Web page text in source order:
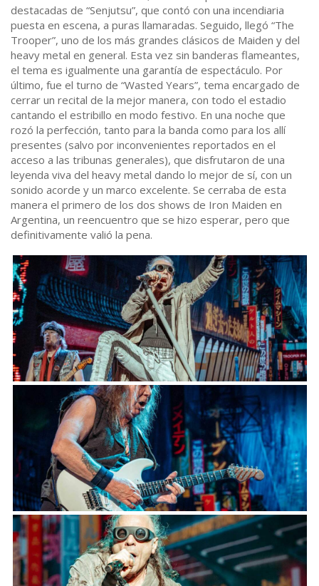
destacadas de “Senjutsu”, que contó con una incendiaria
puesta en escena, a puras llamaradas. Seguido, llegó “The
Trooper”, uno de los más grandes clásicos de Maiden y del
heavy metal en general. Esta vez sin banderas flameantes,
el tema es igualmente una garantía de espectáculo. Por
último, fue el turno de “Wasted Years”, tema encargado de
cerrar un recital de la mejor manera, con todo el estadio
cantando el estribillo en modo festivo. En una noche que
rozó la perfección, tanto para la banda como para los allí
presentes (salvo por inconvenientes reportados en el
acceso a las tribunas generales), que disfrutaron de una
leyenda viva del heavy metal dando lo mejor de sí, con un
sonido acorde y un marco excelente. Se cerraba de esta
manera el primero de los dos shows de Iron Maiden en
Argentina, un reencuentro que se hizo esperar, pero que
definitivamente valió la pena.